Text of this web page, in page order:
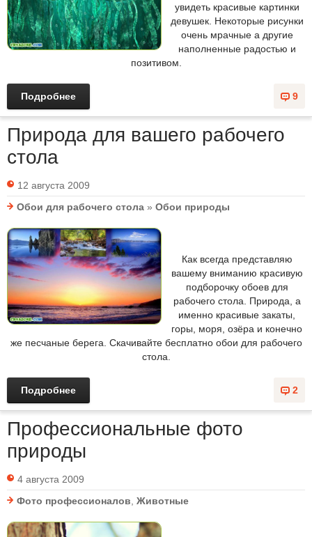
увидеть красивые картинки
девушек. Некоторые рисунки
очень мрачные а другие
наполненные радостью и
позитивом.
9
Подробнее
Природа для вашего рабочего
стола
12 августа 2009
Обои для рабочего стола » Обои природы
Как всегда представляю
вашему вниманию красивую
подборочку обоев для
рабочего стола. Природа, а
именно красивые закаты,
горы, моря, озёра и конечно
же песчаные берега. Скачивайте бесплатно обои для рабочего
стола.
2
Подробнее
Профессиональные фото
природы
4 августа 2009
Фото профессионалов Животные